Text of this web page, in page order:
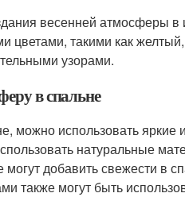
весенней атмосферы
цветами, такими как
узорами.
в спальне
использовать яркие
натуральные
добавить свежести в
также могут быть